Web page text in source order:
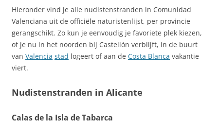
Hieronder vind je alle nudistenstranden in Comunidad
Valenciana uit de officiële naturistenlijst, per provincie
gerangschikt. Zo kun je eenvoudig je favoriete plek kiezen,
of je nu in het noorden bij Castellón verblijft, in de buurt
van Valencia stad logeert of aan de Costa Blanca vakantie
viert.
Nudistenstranden in Alicante
Calas de la Isla de Tabarca